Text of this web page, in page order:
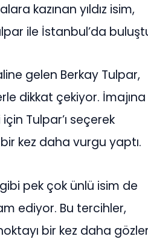
kazınan yıldız isim,
ile İstanbul’da
gelen Berkay Tulpar,
dikkat çekiyor. İmajına
Tulpar’ı seçerek
kez daha vurgu yaptı.
pek çok ünlü isim de
ediyor. Bu tercihler,
bir kez daha gözler